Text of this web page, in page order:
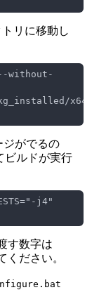
リに移動し
without-
x64-
ジがでるの
ビルドが実行
j4"
す数字は
ください。